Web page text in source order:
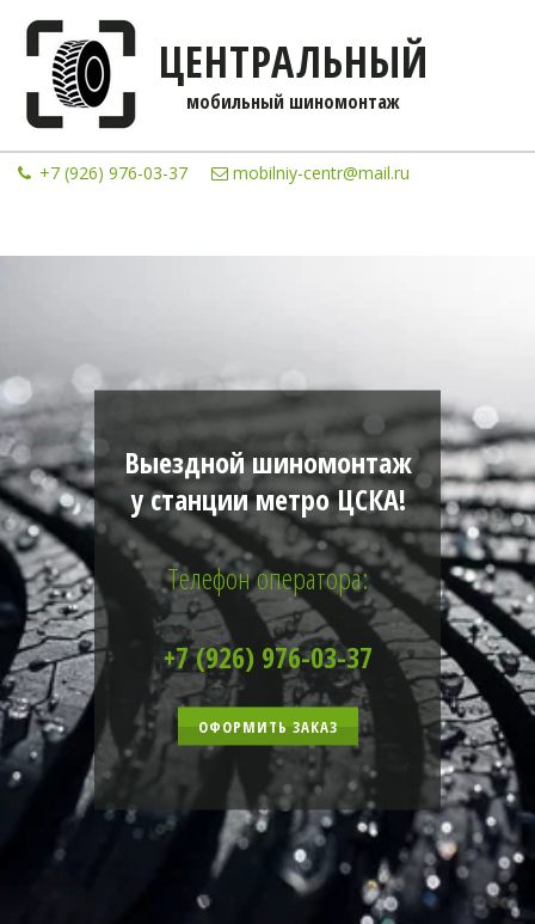
ЦЕНТРАЛЬНЫЙ
мобильны­­й шиномонтаж
+7 (926) 976-03-37 mobilniy-centr@mail.ru
Выездной шиномонтаж
у станции метро ЦСКА!
Телефон оператора:
+7 (926) 976-03-37
ОФОРМИТЬ ЗАКАЗ